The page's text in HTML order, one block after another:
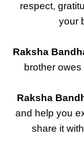
respect,
your
Raksha
brother
Raksha
and help you
share it